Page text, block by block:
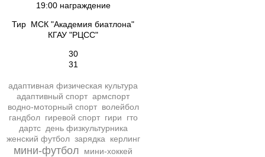
19:00 награждение
Тир МСК "Академия биатлона"
КГАУ "РЦСС"
30
31
адаптивная физическая культура
адаптивный спорт армспорт
водно-моторный спорт волейбол
гандбол гиревой спорт гири
гто
дартс день физкультурника
женский футбол зарядка керлинг
мини-футбол
мини-хоккей